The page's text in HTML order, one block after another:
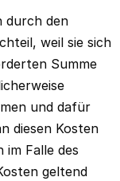
durch den
weil sie sich
Summe
und dafür
diesen Kosten
im Falle des
geltend